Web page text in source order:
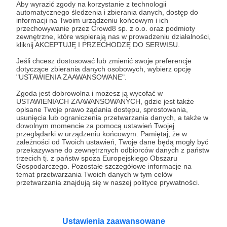
Aby wyrazić zgody na korzystanie z technologii
automatycznego śledzenia i zbierania danych, dostęp do
informacji na Twoim urządzeniu końcowym i ich
przechowywanie przez Crowd8 sp. z o.o. oraz podmioty
zewnętrzne, które wspierają nas w prowadzeniu działalności,
kliknij AKCEPTUJĘ I PRZECHODZĘ DO SERWISU.
Jeśli chcesz dostosować lub zmienić swoje preferencje
dotyczące zbierania danych osobowych, wybierz opcję
"USTAWIENIA ZAAWANSOWANE".
Zgoda jest dobrowolna i możesz ją wycofać w
USTAWIENIACH ZAAWANSOWANYCH, gdzie jest także
opisane Twoje prawo żądania dostępu, sprostowania,
usunięcia lub ograniczenia przetwarzania danych, a także w
dowolnym momencie za pomocą ustawień Twojej
przeglądarki w urządzeniu końcowym. Pamiętaj, że w
zależności od Twoich ustawień, Twoje dane będą mogły być
przekazywane do zewnętrznych odbiorców danych z państw
trzecich tj. z państw spoza Europejskiego Obszaru
Gospodarczego. Pozostałe szczegółowe informacje na
temat przetwarzania Twoich danych w tym celów
przetwarzania znajdują się w naszej polityce prywatności.
Ustawienia zaawansowane
Obecnie podstawowym polem działania Fundacji
jest Schola Cantorum Beati Vladislai. To męski
zespół muzyczny założony w 2018 roku. Skupia on
młodych mężczyzn pasjonujących się chorałem
gregoriańskim, polskimi pieśniami nabożnymi oraz
tradycją liturgiczną Kościoła. Schola zarówno
pełni posługę liturgiczną, jak i prowadzi
działalność popularyzacyjną - organizuje
Rozwiń opis
Cele
Fundamenty
500 zł
miesięcznie
493 zł
brakuje
1%
Fundacja, tak jak dom, potrzebuje
fundamentów, dzięki którym może
stronę internetową i komunikujemy
Bieżąca
(liturgiczna,
2 000 zł
miesięcznie
0%
tradycyjna muzyka